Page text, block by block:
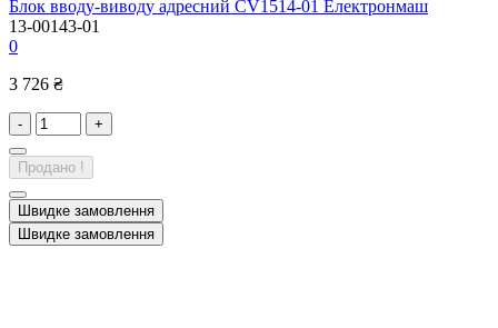
Блок вводу-виводу адресний CV1514-01 Електронмаш
13-00143-01
0
3 726 ₴
- +
Продано !
Швидке замовлення
Швидке замовлення